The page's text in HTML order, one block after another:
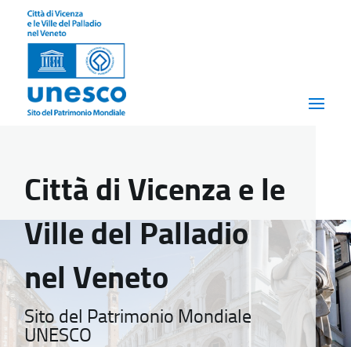
Città di Vicenza e le
Ville del Palladio
nel Veneto
Sito del Patrimonio Mondiale
UNESCO